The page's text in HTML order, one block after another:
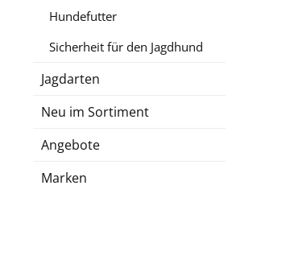
Hundefutter
Sicherheit für den Jagdhund
Jagdarten
Neu im Sortiment
Angebote
Marken